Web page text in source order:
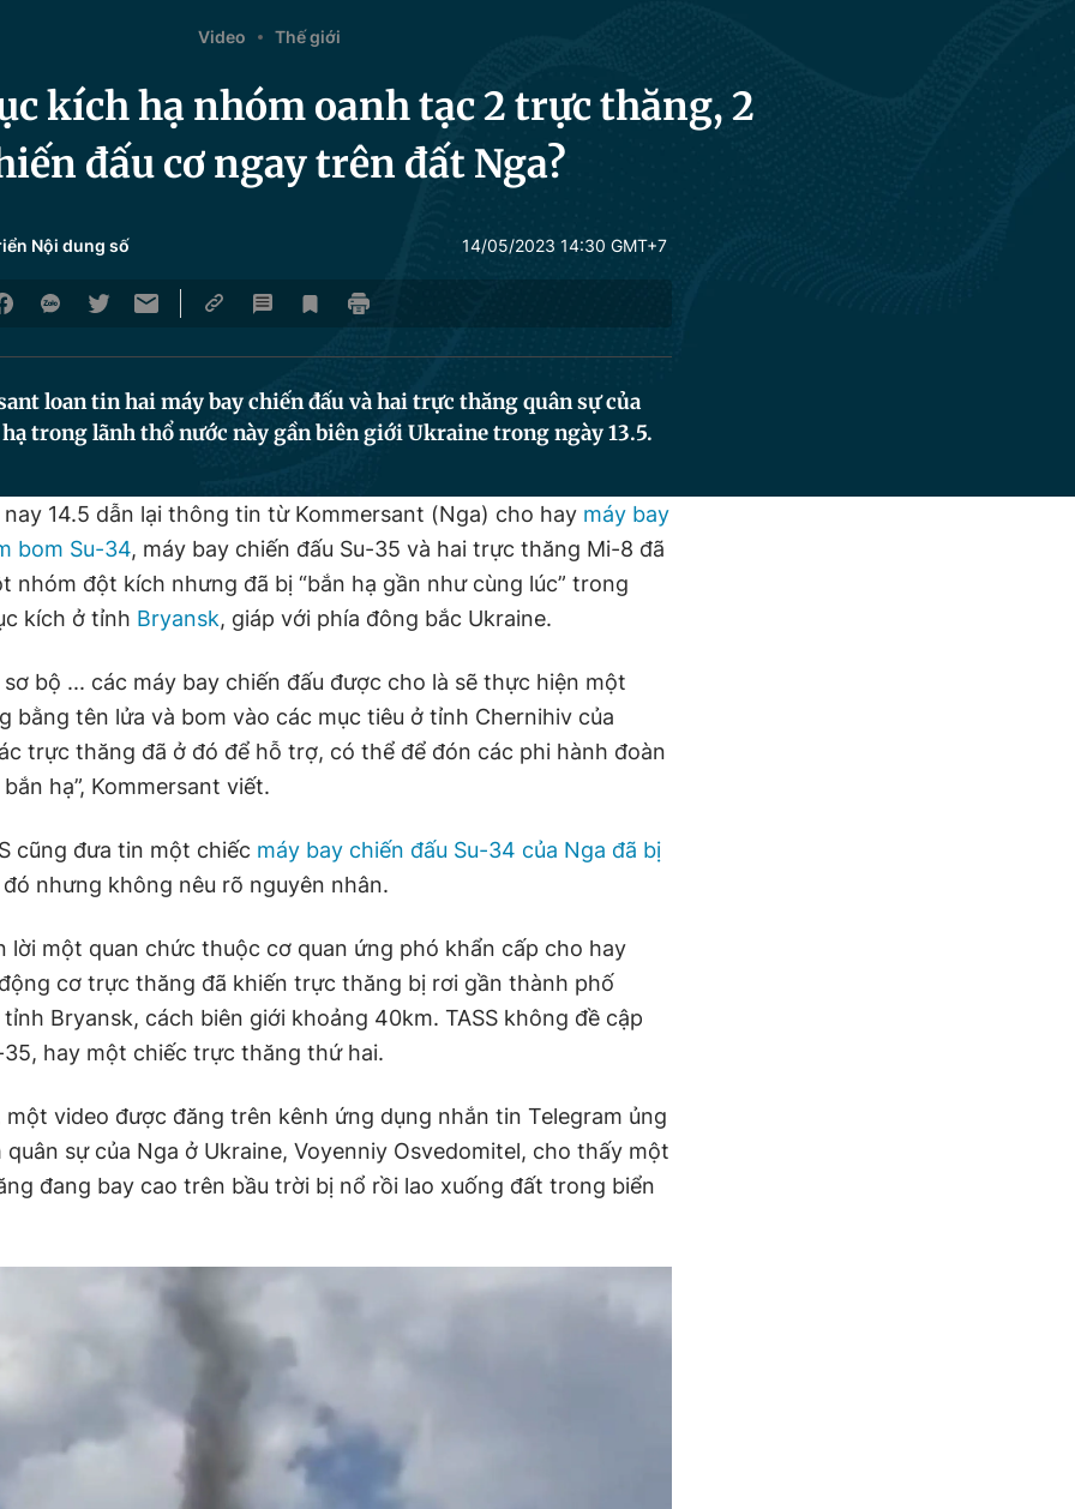
Video Thế giới
kích hạ nhóm oanh tạc 2 trực thăng, 2
đấu cơ ngay trên đất Nga?
Nội dung số 14/05/2023 14:30 GMT+7
loan tin hai máy bay chiến đấu và hai trực thăng quân sự của
hạ trong lãnh thổ nước này gần biên giới Ukraine trong ngày 13.5.
nay 14.5 dẫn lại thông tin từ Kommersant (Nga) cho hay máy bay
bom Su-34, máy bay chiến đấu Su-35 và hai trực thăng Mi-8 đã
nhóm đột kích nhưng đã bị “bắn hạ gần như cùng lúc” trong
kích ở tỉnh Bryansk, giáp với phía đông bắc Ukraine.
sơ bộ ... các máy bay chiến đấu được cho là sẽ thực hiện một
bằng tên lửa và bom vào các mục tiêu ở tỉnh Chernihiv của
trực thăng đã ở đó để hỗ trợ, có thể để đón các phi hành đoàn
bắn hạ”, Kommersant viết.
cũng đưa tin một chiếc máy bay chiến đấu Su-34 của Nga đã bị
nhưng không nêu rõ nguyên nhân.
lời một quan chức thuộc cơ quan ứng phó khẩn cấp cho hay
cơ trực thăng đã khiến trực thăng bị rơi gần thành phố
Bryansk, cách biên giới khoảng 40km. TASS không đề cập
35, hay một chiếc trực thăng thứ hai.
video được đăng trên kênh ứng dụng nhắn tin Telegram ủng
quân sự của Nga ở Ukraine, Voyenniy Osvedomitel, cho thấy một
đang bay cao trên bầu trời bị nổ rồi lao xuống đất trong biển